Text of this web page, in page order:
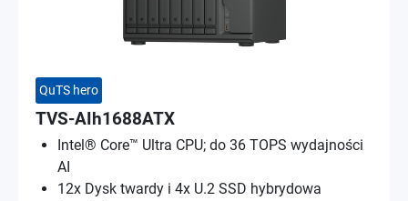
QuTS hero
TVS-AIh1688ATX
Intel® Core™ Ultra CPU; do 36 TOPS wydajności
AI
12x Dysk twardy i 4x U.2 SSD hybrydowa